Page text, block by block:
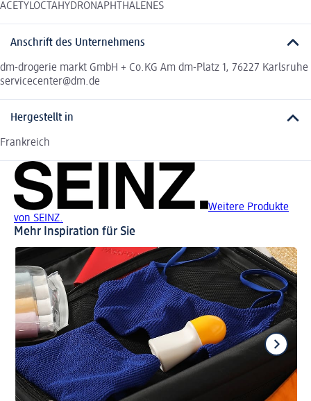
ACETYLOCTAHYDRONAPHTHALENES
Anschrift des Unternehmens
dm-drogerie markt GmbH + Co.KG Am dm-Platz 1, 76227 Karlsruhe
servicecenter@dm.de
Hergestellt in
Frankreich
Weitere Produkte
von SEINZ.
Mehr Inspiration für Sie